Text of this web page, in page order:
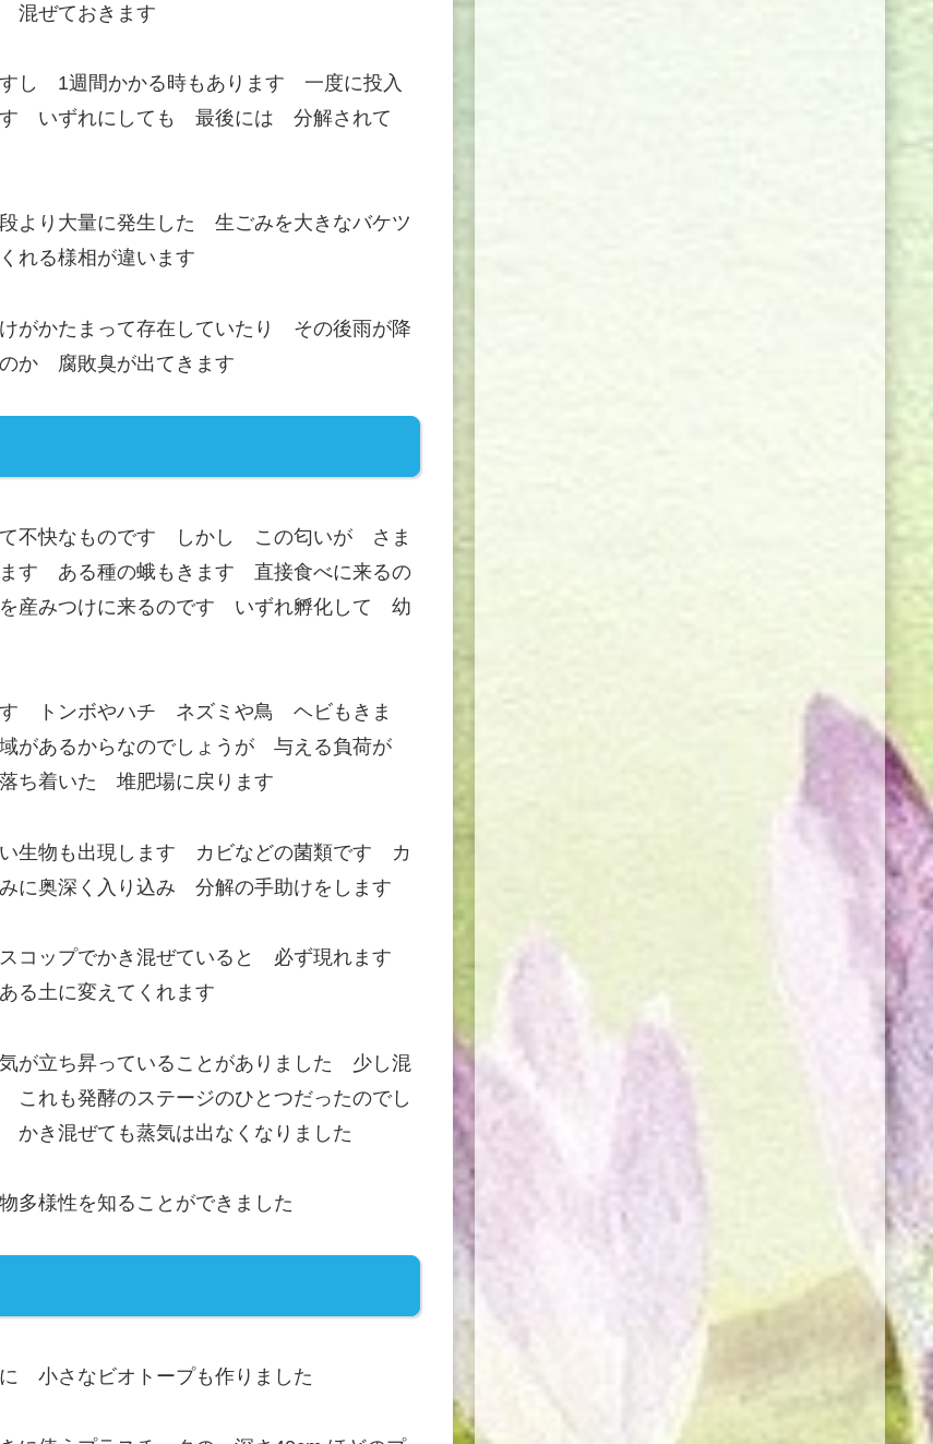
混ぜておきます
すし 1週間かかる時もあります 一度に投入
いずれにしても 最後には 分解されて
り大量に発生した 生ごみを大きなバケツ
れる様相が違います
かたまって存在していたり その後雨が降
か 腐敗臭が出てきます
不快なものです しかし この匂いが さま
す ある種の蛾もきます 直接食べに来るの
産みつけに来るのです いずれ孵化して 幼
す トンボやハチ ネズミや鳥 ヘビもきま
あるからなのでしょうが 与える負荷が
ち着いた 堆肥場に戻ります
生物も出現します カビなどの菌類です カ
に奥深く入り込み 分解の手助けをします
コップでかき混ぜていると 必ず現れます
る土に変えてくれます
立ち昇っていることがありました 少し混
れも発酵のステージのひとつだったのでし
き混ぜても蒸気は出なくなりました
多様性を知ることができました
小さなビオトープも作りました